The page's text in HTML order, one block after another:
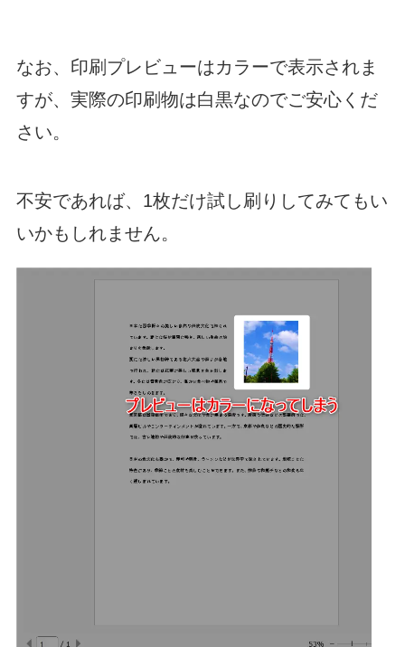
なお、印刷プレビューはカラーで表示されま
すが、実際の印刷物は白黒なのでご安心くだ
さい。
不安であれば、1枚だけ試し刷りしてみてもい
いかもしれません。